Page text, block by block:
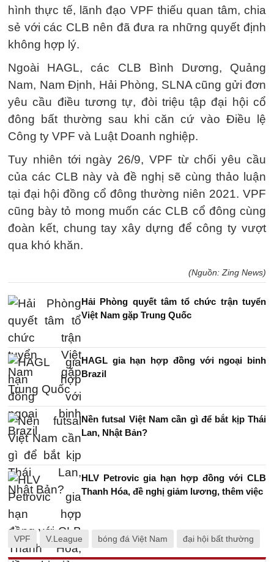
hình thực tế, lãnh đạo VPF thiếu quan tâm, chia
sẻ với các CLB nên đã đưa ra những quyết định
không hợp lý.
Ngoài HAGL, các CLB Bình Dương, Quảng
Nam, Nam Định, Hải Phòng, SLNA cũng gửi đơn
yêu cầu điều tương tự, đòi triệu tập đại hội cổ
đông bất thường sau khi căn cứ vào Điều lệ
Công ty VPF và Luật Doanh nghiệp.
Tuy nhiên tới ngày 26/9, VPF từ chối yêu cầu
của các CLB này và đề nghị sẽ cùng thảo luận
tại đại hội đồng cổ đông thường niên 2021. VPF
cũng bày tỏ mong muốn các CLB cổ đông cùng
đoàn kết, chung tay xây dựng để công ty vượt
qua khó khăn.
(Nguồn: Zing News)
Hải Phòng quyết tâm tổ chức trận tuyển
Việt Nam gặp Trung Quốc
HAGL gia hạn hợp đồng với ngoại binh
Brazil
Nền futsal Việt Nam cần gì để bắt kịp Thái
Lan, Nhật Bản?
HLV Petrovic gia hạn hợp đồng với CLB
Thanh Hóa, đề nghị giảm lương, thêm việc
VPF V.League bóng đá Việt Nam đại hội bất thường